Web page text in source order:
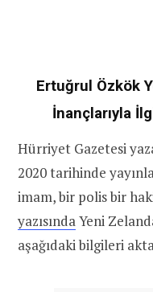
Ertuğrul Özkök
İnançlarıyla
Hürriyet Gazetesi
2020 tarihinde
imam, bir polis bir
yazısındaYeni
aşağıdaki bilgileri